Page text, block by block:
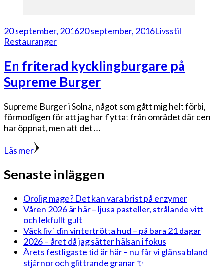
20 september, 201620 september, 2016Livsstil
Restauranger
En friterad kycklingburgare på
Supreme Burger
Supreme Burger i Solna, något som gått mig helt förbi,
förmodligen för att jag har flyttat från området där den
har öppnat, men att det …
Läs mer
Senaste inläggen
Orolig mage? Det kan vara brist på enzymer
Våren 2026 är här – ljusa pasteller, strålande vitt
och lekfullt gult
Väck liv i din vintertrötta hud – på bara 21 dagar
2026 – året då jag sätter hälsan i fokus
Årets festligaste tid är här – nu får vi glänsa bland
stjärnor och glittrande granar ✨